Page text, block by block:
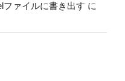
ファイルに書き出す に